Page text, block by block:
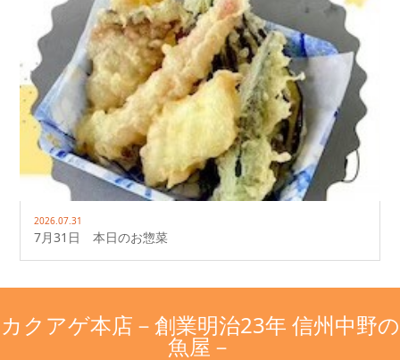
2026.07.31
7月31日 本日のお惣菜
カクアゲ本店－創業明治23年 信州中野の
魚屋－